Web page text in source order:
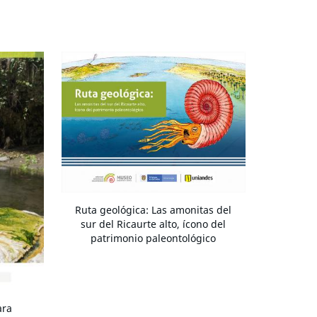
Ruta geológica: Las amonitas del
sur del Ricaurte alto, ícono del
patrimonio paleontológico